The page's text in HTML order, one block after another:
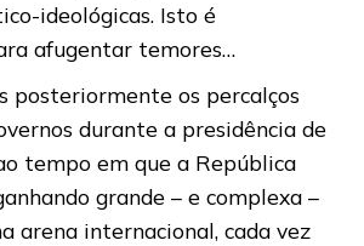
ideológicas. Isto é
afugentar temores…
posteriormente os percalços
durante a presidência de
tempo em que a República
grande – e complexa –
arena internacional, cada vez